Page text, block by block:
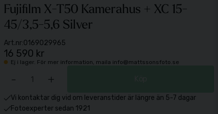
Fujifilm X-T50 Kamerahus + XC 15-
45/3,5-5,6 Silver
Art.nr:0169029965
16 590 kr
Ej i lager. För mer information, maila info@mattssonsfoto.se
- +
Vi kontaktar dig vid om leveranstider är längre än 5-7 dagar
Fotoexperter sedan 1921